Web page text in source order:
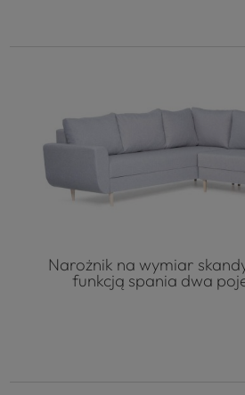
Narożnik na wymiar
funkcją spania dwa